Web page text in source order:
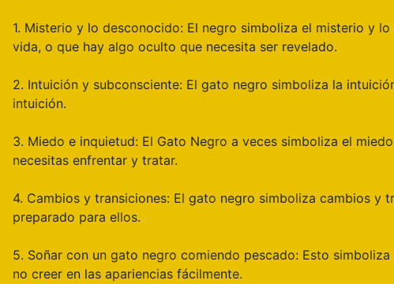
1. Misterio y lo desconocido: El negro simboliza el misterio y
vida, o que hay algo oculto que necesita ser revelado.
2. Intuición y subconsciente: El gato negro simboliza la
intuición.
3. Miedo e inquietud: El Gato Negro a veces simboliza el
necesitas enfrentar y tratar.
4. Cambios y transiciones: El gato negro simboliza cambios y
preparado para ellos.
5. Soñar con un gato negro comiendo pescado: Esto
no creer en las apariencias fácilmente.